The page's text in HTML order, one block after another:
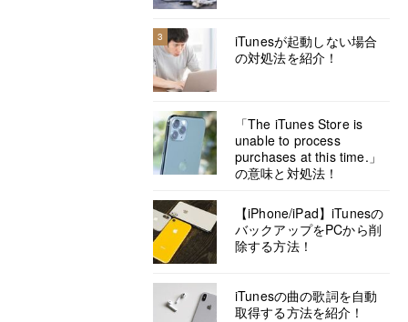
3
iTunesが起動しない場合
の対処法を紹介！
「The iTunes Store is
unable to process
purchases at this time.」
の意味と対処法！
【iPhone/iPad】iTunesの
バックアップをPCから削
除する方法！
iTunesの曲の歌詞を自動
取得する方法を紹介！